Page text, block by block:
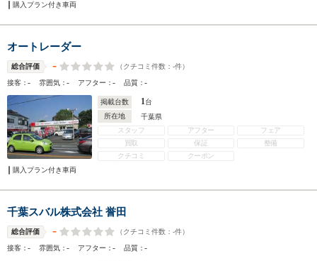
購入プラン付き車両
オートレーダー
総合評価 - （クチコミ件数： -件）
接客：- 雰囲気：- アフター：- 品質：-
掲載台数 1台
所在地
千葉県
スタッフ
アフター
フェア
買取
保証
整備
クチコミ
クーポン
購入プラン付き車両
千葉スバル株式会社 誉田
総合評価 - （クチコミ件数： -件）
接客：- 雰囲気：- アフター：- 品質：-